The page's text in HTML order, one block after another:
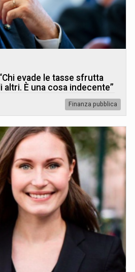
evade le tasse sfrutta
altri. È una cosa indecente”
Finanza pubblica